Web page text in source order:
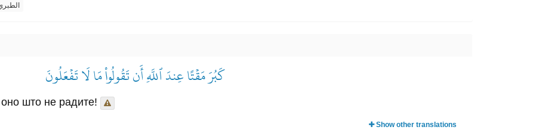
كَبُرَ مَقۡتًا عِندَ ٱللَّهِ أَن تَقُولُواْ مَا لَا تَفۡعَلُونَ
што не радите!
Show other translations